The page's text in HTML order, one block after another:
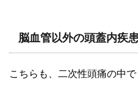
脳血管以外の頭蓋内疾
こちらも、二次性頭痛の中